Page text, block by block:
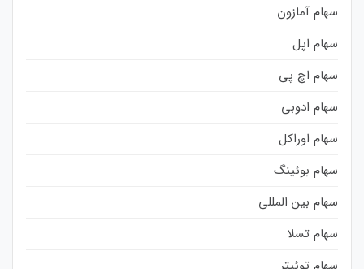
سهام آمازون
سهام اپل
سهام اچ پی
سهام ادوبی
سهام اوراکل
سهام بوئینگ
سهام بین المللی
سهام تسلا